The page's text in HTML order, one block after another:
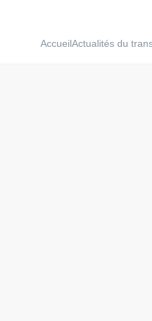
AccueilActualités du